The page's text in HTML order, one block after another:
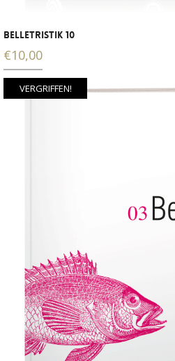
BELLETRISTIK 10
€10,00
VERGRIFFEN!